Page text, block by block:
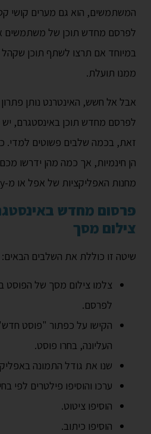
המשתמשים, הוא גם מערים קושי
לפרסם מחדש תוכן של משתמשים
במיוחד אם תרצו לשתף תוכן
ממנו תועלת.
אבל אל חשש, האינטרנט נותן
לפרסם מחדש תוכן באינסטגרם,
זאת, בכמה שלבים פשוטים למדי.
הן חינמיות, אך כמה מהן ידרשו
מחנות האפליקציות של אפל או מ-Google Play.
פרסום מחדש
צילום מסך
שיטה זו כוללת את השלבים הבאים:
צלמו צילום מסך של הפוסט
לפרסם.
הקישו על כפתור "פוסט
העליונה, בחרו פוסט.
שנו את גודל התמונה
ערכו והוסיפו פילטרים לפי
הוסיפו ציטוט.
הוסיפו כיתוב.